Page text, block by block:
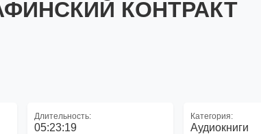
КОНТРАКТ
Длительность:
05:23:19
Категория:
Аудиокниги